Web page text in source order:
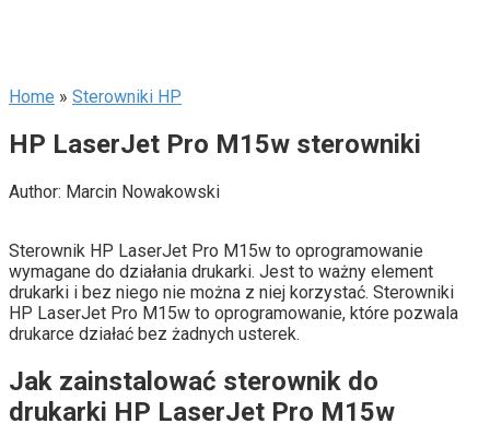
Home » Sterowniki HP
HP LaserJet Pro M15w sterowniki
Author: Marcin Nowakowski
Sterownik HP LaserJet Pro M15w to oprogramowanie
wymagane do działania drukarki. Jest to ważny element
drukarki i bez niego nie można z niej korzystać. Sterowniki
HP LaserJet Pro M15w to oprogramowanie, które pozwala
drukarce działać bez żadnych usterek.
Jak zainstalować sterownik do
drukarki HP LaserJet Pro M15w